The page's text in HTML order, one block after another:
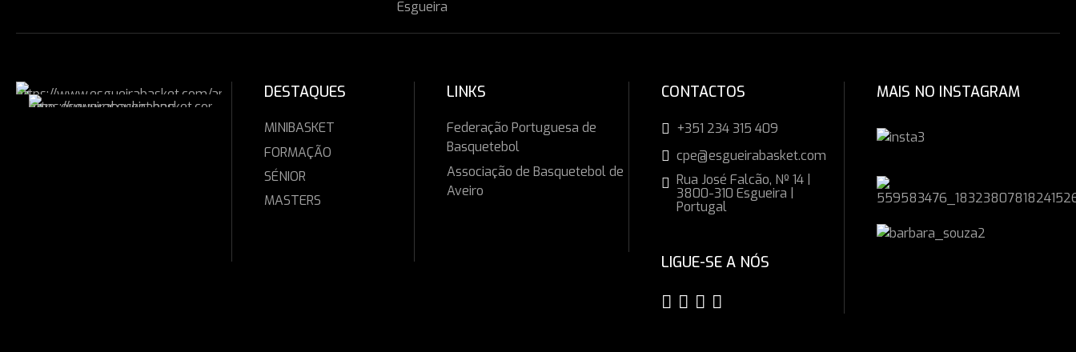
DESTAQUES
MINIBASKET
FORMAÇÃO
SÉNIOR
MASTERS
LINKS
Federação Portuguesa de
Basquetebol
Associação de Basquetebol de
Aveiro
CONTACTOS
+351 234 315 409
cpe@esgueirabasket.com
Rua José Falcão, Nº 14 |
3800-310 Esgueira |
Portugal
LIGUE-SE A NÓS
MAIS NO INSTAGRAM